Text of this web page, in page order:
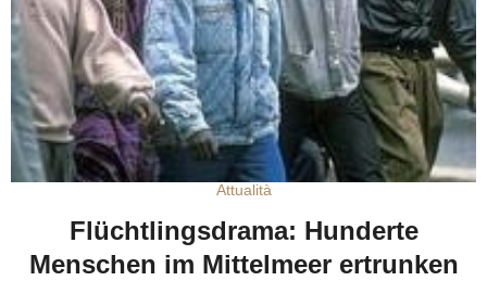
Attualità
Flüchtlingsdrama: Hunderte
Menschen im Mittelmeer ertrunken